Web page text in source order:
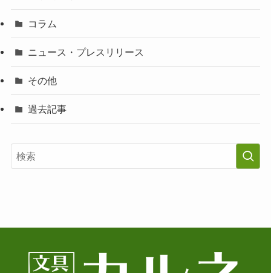
コラム
ニュース・プレスリリース
その他
過去記事